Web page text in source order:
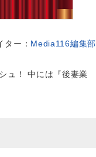
ター： Media116編集部
ュ！ 中には『後妻業